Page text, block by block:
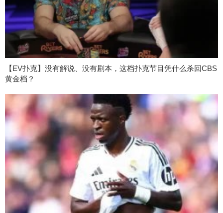
【EV扑克】没有解说、没有剧本，这档扑克节目凭什么杀回CBS
黄金档？